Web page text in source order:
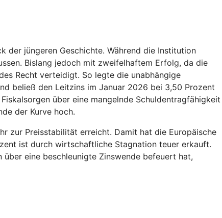
der jüngeren Geschichte. Während die Institution
Bislang jedoch mit zweifelhaftem Erfolg, da die
Recht verteidigt. So legte die unabhängige
beließ den Leitzins im Januar 2026 bei 3,50 Prozent
über eine mangelnde Schuldentragfähigkeit
der Kurve hoch.
zur Preisstabilität erreicht. Damit hat die Europäische
ist durch wirtschaftliche Stagnation teuer erkauft.
eine beschleunigte Zinswende befeuert hat,